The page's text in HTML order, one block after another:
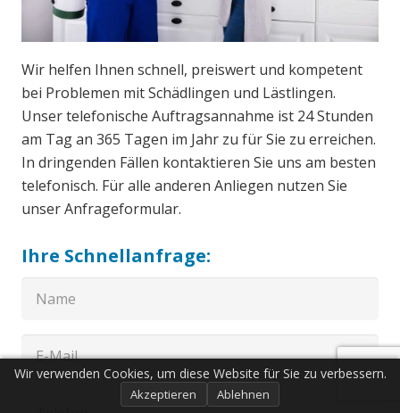
Wir helfen Ihnen schnell, preiswert und kompetent
bei Problemen mit Schädlingen und Lästlingen.
Unser telefonische Auftragsannahme ist 24 Stunden
am Tag an 365 Tagen im Jahr zu für Sie zu erreichen.
In dringenden Fällen kontaktieren Sie uns am besten
telefonisch. Für alle anderen Anliegen nutzen Sie
unser Anfrageformular.
Ihre Schnellanfrage:
Wir verwenden Cookies, um diese Website für Sie zu verbessern.
Akzeptieren Ablehnen